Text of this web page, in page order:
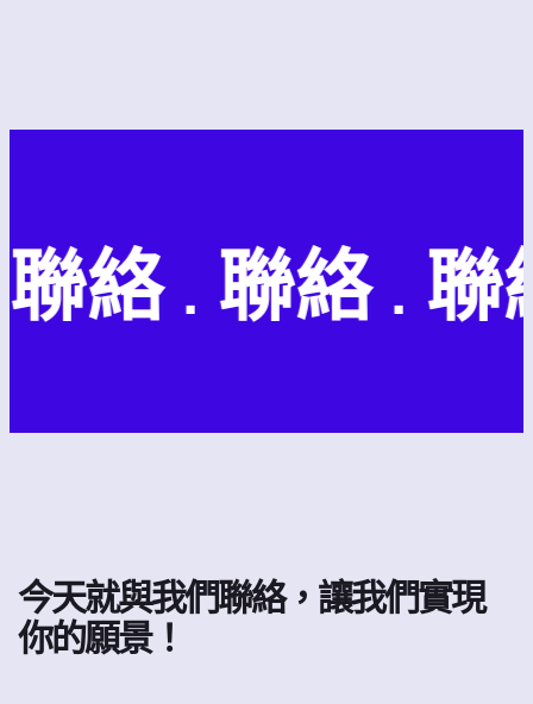
絡 . 聯絡 . 聯
今天就與我們聯絡，讓我們實現
你的願景！